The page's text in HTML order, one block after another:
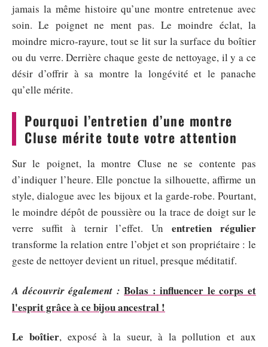
jamais la même histoire qu’une montre entretenue avec
soin. Le poignet ne ment pas. Le moindre éclat, la
moindre micro-rayure, tout se lit sur la surface du boîtier
ou du verre. Derrière chaque geste de nettoyage, il y a ce
désir d’offrir à sa montre la longévité et le panache
qu’elle mérite.
Pourquoi l’entretien d’une montre
Cluse mérite toute votre attention
Sur le poignet, la montre Cluse ne se contente pas
d’indiquer l’heure. Elle ponctue la silhouette, affirme un
style, dialogue avec les bijoux et la garde-robe. Pourtant,
le moindre dépôt de poussière ou la trace de doigt sur le
verre suffit à ternir l’effet. Unentretien régulier
transforme la relation entre l’objet et son propriétaire : le
geste de nettoyer devient un rituel, presque méditatif.
A découvrir également : Bolas : influencer le corps et
l'esprit grâce à ce bijou ancestral !
Le boîtier, exposé à la sueur, à la pollution et aux